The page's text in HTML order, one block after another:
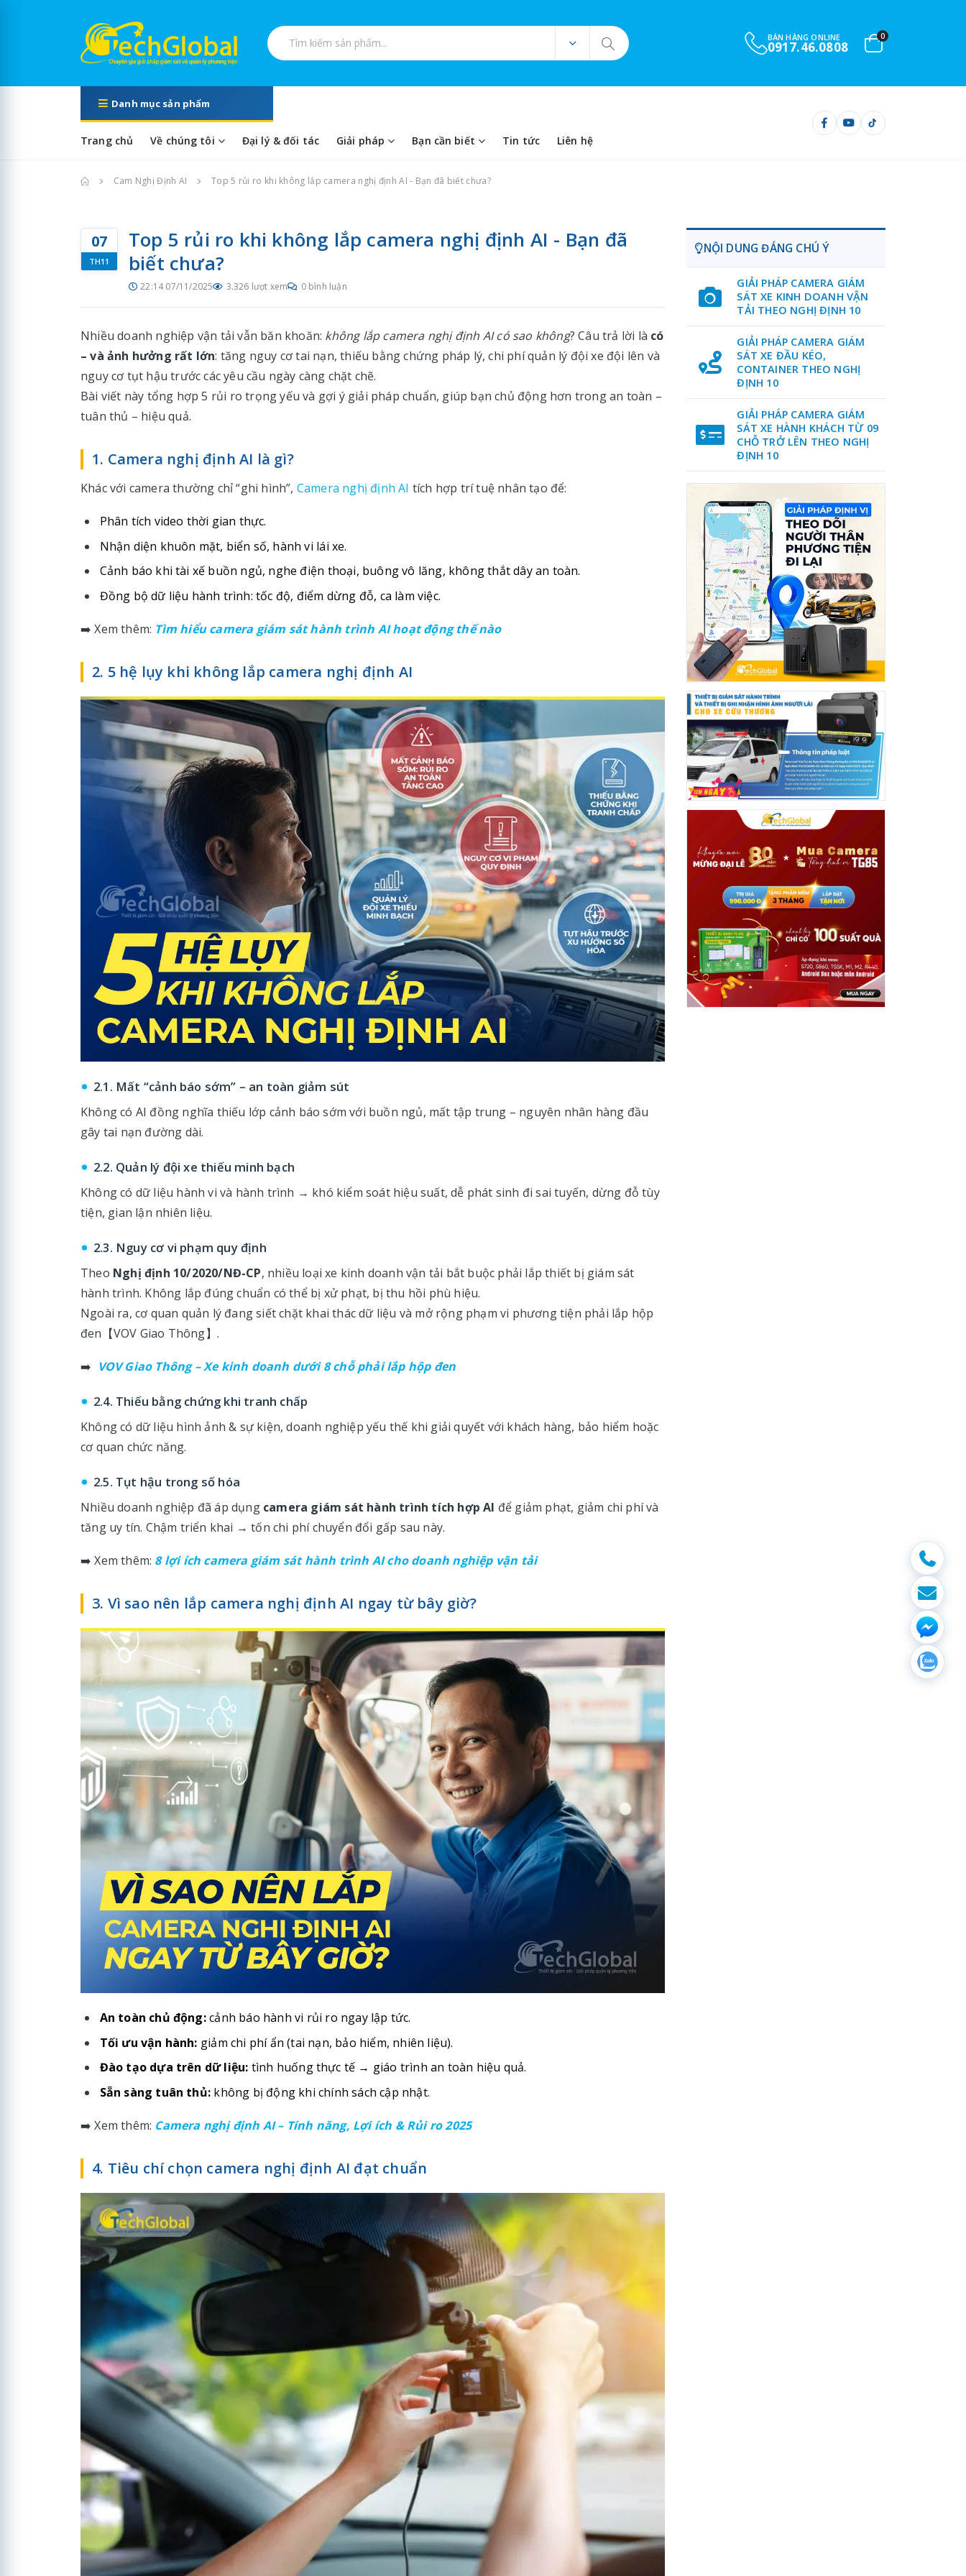
Tìm kiếm sản phẩm
BÁN HÀNG ONLINE
0901.732.999
0
Danh mục sản phẩm
Trang chủ Về chúng tôi Đại lý & đối tác Giải pháp Bạn cần biết Tin tức Liên hệ
Trang chủCam Nghị Định AI Top 5 rủi ro khi không lắp camera nghị định AI - Bạn đã biết chưa?
07
TH11
Top 5 rủi ro khi không lắp camera nghị định AI - Bạn đã
biết chưa?
22:14 07/11/2025 3.326 lượt xem 0 bình luận
Nhiều doanh nghiệp vận tải vẫn băn khoăn: không lắp camera nghị định AI có sao không? Câu trả lời là có
– và ảnh hưởng rất lớn: tăng nguy cơ tai nạn, thiếu bằng chứng pháp lý, chi phí quản lý đội xe đội lên và
nguy cơ tụt hậu trước các yêu cầu ngày càng chặt chẽ.
Bài viết này tổng hợp 5 rủi ro trọng yếu và gợi ý giải pháp chuẩn, giúp bạn chủ động hơn trong an toàn –
tuân thủ – hiệu quả.
1. Camera nghị định AI là gì?
Khác với camera thường chỉ “ghi hình”, Camera nghị định AI tích hợp trí tuệ nhân tạo để:
Phân tích video thời gian thực.
Nhận diện khuôn mặt, biển số, hành vi lái xe.
Cảnh báo khi tài xế buồn ngủ, nghe điện thoại, buông vô lăng, không thắt dây an toàn.
Đồng bộ dữ liệu hành trình: tốc độ, điểm dừng đỗ, ca làm việc.
➡️ Xem thêm: Tìm hiểu camera giám sát hành trình AI hoạt động thế nào
2. 5 hệ lụy khi không lắp camera nghị định AI
2.1. Mất “cảnh báo sớm” – an toàn giảm sút
Không có AI đồng nghĩa thiếu lớp cảnh báo sớm với buồn ngủ, mất tập trung – nguyên nhân hàng đầu
gây tai nạn đường dài.
2.2. Quản lý đội xe thiếu minh bạch
Không có dữ liệu hành vi và hành trình → khó kiểm soát hiệu suất, dễ phát sinh đi sai tuyến, dừng đỗ tùy
tiện, gian lận nhiên liệu.
2.3. Nguy cơ vi phạm quy định
Theo Nghị định 10/2020/NĐ-CP, nhiều loại xe kinh doanh vận tải bắt buộc phải lắp thiết bị giám sát
hành trình. Không lắp đúng chuẩn có thể bị xử phạt, bị thu hồi phù hiệu.
Ngoài ra, cơ quan quản lý đang siết chặt khai thác dữ liệu và mở rộng phạm vi phương tiện phải lắp hộp
đen【VOV Giao Thông】.
➡️ VOV Giao Thông – Xe kinh doanh dưới 8 chỗ phải lắp hộp đen
2.4. Thiếu bằng chứng khi tranh chấp
Không có dữ liệu hình ảnh & sự kiện, doanh nghiệp yếu thế khi giải quyết với khách hàng, bảo hiểm hoặc
cơ quan chức năng.
2.5. Tụt hậu trong số hóa
Nhiều doanh nghiệp đã áp dụng camera giám sát hành trình tích hợp AI để giảm phạt, giảm chi phí và
tăng uy tín. Chậm triển khai → tốn chi phí chuyển đổi gấp sau này.
➡️ Xem thêm: 8 lợi ích camera giám sát hành trình AI cho doanh nghiệp vận tải
3. Vì sao nên lắp camera nghị định AI ngay từ bây giờ?
An toàn chủ động:cảnh báo hành vi rủi ro ngay lập tức.
Tối ưu vận hành: giảm chi phí ẩn (tai nạn, bảo hiểm, nhiên liệu).
Đào tạo dựa trên dữ liệu: tình huống thực tế → giáo trình an toàn hiệu quả.
Sẵn sàng tuân thủ: không bị động khi chính sách cập nhật.
➡️ Xem thêm: Camera nghị định AI – Tính năng, Lợi ích & Rủi ro 2025
4. Tiêu chí chọn camera nghị định AI đạt chuẩn
NỘI DUNG ĐÁNG CHÚ Ý
GIẢI PHÁP CAMERA GIÁM
SÁT XE KINH DOANH VẬN
TẢI THEO NGHỊ ĐỊNH 10
GIẢI PHÁP CAMERA GIÁM
SÁT XE ĐẦU KÉO,
CONTAINER THEO NGHỊ
ĐỊNH 10
GIẢI PHÁP CAMERA GIÁM
SÁT XE HÀNH KHÁCH TỪ 09
CHỖ TRỞ LÊN THEO NGHỊ
ĐỊNH 10